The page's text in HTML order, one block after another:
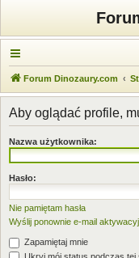
Forum Dinozaury.com
Aby oglądać profile,
Nazwa użytkownika:
Hasło:
Nie pamiętam hasła
Wyślij ponownie e-mail
Zapamiętaj mnie